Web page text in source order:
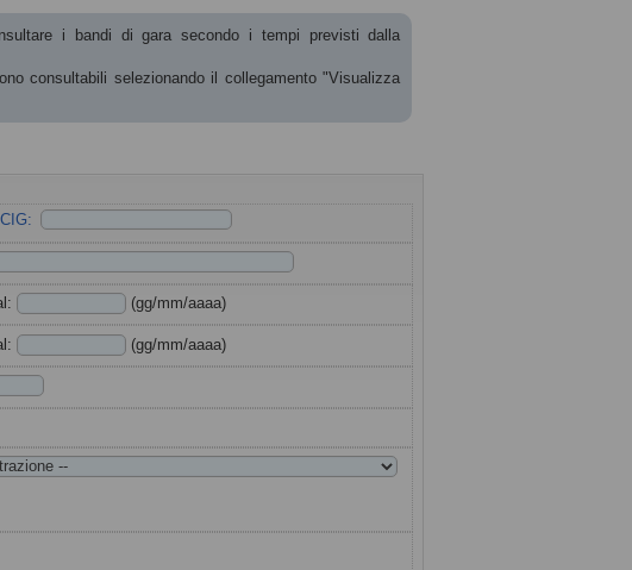
i bandi di gara secondo i tempi previsti dalla
consultabili selezionando il collegamento "Visualizza
CIG:
(gg/mm/aaaa)
(gg/mm/aaaa)